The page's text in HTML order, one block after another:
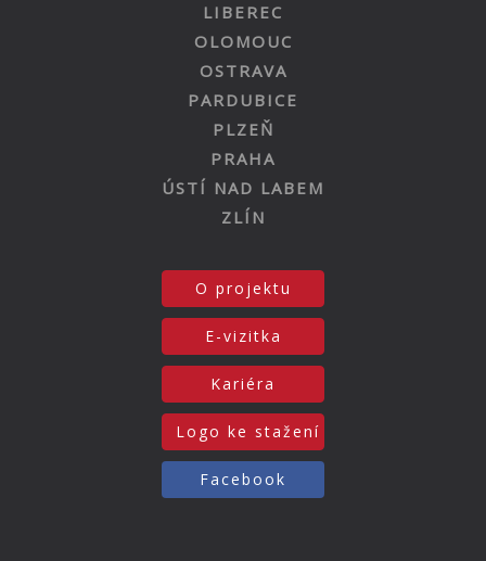
LIBEREC
OLOMOUC
OSTRAVA
PARDUBICE
PLZEŇ
PRAHA
ÚSTÍ NAD LABEM
ZLÍN
O projektu
E-vizitka
Kariéra
Logo ke stažení
Facebook